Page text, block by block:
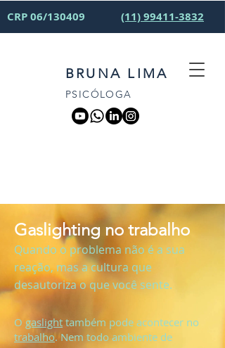
CRP 06/130409 (11) 99411-3832
BRUNA LIMA
PSICÓLOGA
Gaslighting no trabalho
Quando o problema não é a sua
reação, mas a cultura que
desautoriza o que você sente.
O gaslight também pode acontecer no
trabalho. Nem todo ambiente de